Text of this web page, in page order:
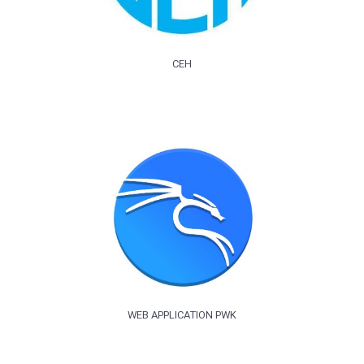
CEH
WEB APPLICATION PWK